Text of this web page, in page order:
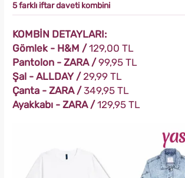
5 farklı iftar daveti kombini
KOMBİN DETAYLARI:
Gömlek - H&M /129,00 TL
Pantolon - ZARA /99,95 TL
Şal - ALLDAY /29,99 TL
Çanta - ZARA /349,95 TL
Ayakkabı - ZARA /129,95 TL